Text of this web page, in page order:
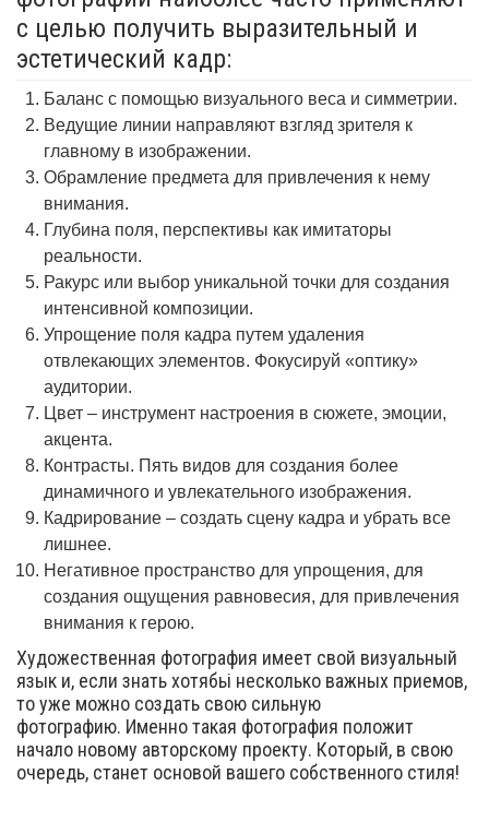
с целью получить выразительный и
эстетический кадр:
Баланс с помощью визуального веса и симметрии.
Ведущие линии направляют взгляд зрителя к
главному в изображении.
Обрамление предмета для привлечения к нему
внимания.
Глубина поля, перспективы как имитаторы
реальности.
Ракурс или выбор уникальной точки для создания
интенсивной композиции.
Упрощение поля кадра путем удаления
отвлекающих элементов. Фокусируй «оптику»
аудитории.
Цвет – инструмент настроения в сюжете, эмоции,
акцента.
Контрасты. Пять видов для создания более
динамичного и увлекательного изображения.
Кадрирование – создать сцену кадра и убрать все
лишнее.
Негативное пространство для упрощения, для
создания ощущения равновесия, для привлечения
внимания к герою.
Художественная фотография имеет свой визуальный
язык и, если знать хотябьі несколько важных приемов,
то уже можно создать свою сильную
фотографию. Именно такая фотография положит
начало новому авторскому проекту. Который, в свою
очередь, станет основой вашего собственного стиля!